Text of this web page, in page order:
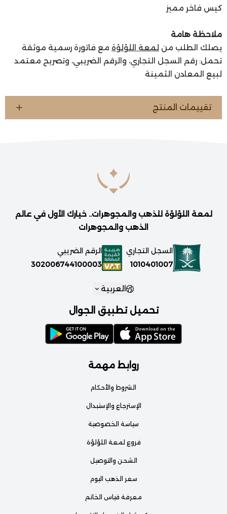
كيس فاخر مميز
ملاحظة هامة
يصلك الطلب من لمعة اللؤلؤة مع فاتورة رسمية موثقة
تحمل: رقم السجل التجاري، والرقم الضريبي، وتصريح معتمد
لبيع المعادن الثمينة
تقييمات المنتج
روابط مهمة
الشروط والأحكام
الإسترجاع والإستبدال
سياسة الخصوصية
فروع لمعة اللؤلؤة
الشحن والتوصيل
سعر الذهب اليوم
معرفة قياس الخاتم
لمعة اللؤلؤة للذهب والمجوهرات.. خيارك الأول في عالم
الذهب والمجوهرات
السجل التجاري
1010401007
الرقم الضريبي
302006744100003
العربية
تحميل تطبيق الجوال